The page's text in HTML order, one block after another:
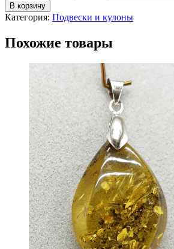
В корзину
Категория: Подвески и кулоны
Похожие товары